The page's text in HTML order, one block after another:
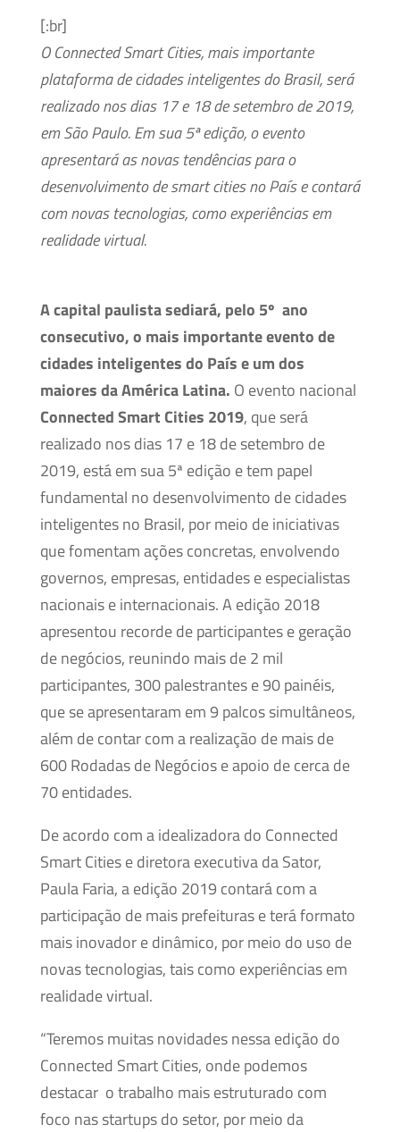
[:br]
O Connected Smart Cities, mais importante
plataforma de cidades inteligentes do Brasil, será
realizado nos dias 17 e 18 de setembro de 2019,
em São Paulo. Em sua 5ª edição, o evento
apresentará as novas tendências para o
desenvolvimento de smart cities no País e contará
com novas tecnologias, como experiências em
realidade virtual.
A capital paulista sediará, pelo 5º ano
consecutivo, o mais importante evento de
cidades inteligentes do País e um dos
maiores da América Latina. O evento nacional
Connected Smart Cities 2019, que será
realizado nos dias 17 e 18 de setembro de
2019, está em sua 5ª edição e tem papel
fundamental no desenvolvimento de cidades
inteligentes no Brasil, por meio de iniciativas
que fomentam ações concretas, envolvendo
governos, empresas, entidades e especialistas
nacionais e internacionais. A edição 2018
apresentou recorde de participantes e geração
de negócios, reunindo mais de 2 mil
participantes, 300 palestrantes e 90 painéis,
que se apresentaram em 9 palcos simultâneos,
além de contar com a realização de mais de
600 Rodadas de Negócios e apoio de cerca de
70 entidades.
De acordo com a idealizadora do Connected
Smart Cities e diretora executiva da Sator,
Paula Faria, a edição 2019 contará com a
participação de mais prefeituras e terá formato
mais inovador e dinâmico, por meio do uso de
novas tecnologias, tais como experiências em
realidade virtual.
“Teremos muitas novidades nessa edição do
Connected Smart Cities, onde podemos
destacar o trabalho mais estruturado com
foco nas startups do setor, por meio da